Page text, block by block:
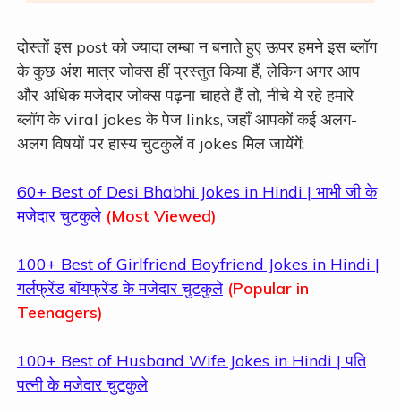
दोस्तों इस post को ज्यादा लम्बा न बनाते हुए ऊपर हमने इस ब्लॉग
के कुछ अंश मात्र जोक्स हीं प्रस्तुत किया हैं, लेकिन अगर आप
और अधिक मजेदार जोक्स पढ़ना चाहते हैं तो, नीचे ये रहे हमारे
ब्लॉग के viral jokes के पेज links, जहाँ आपकों कई अलग-
अलग विषयों पर हास्य चुटकुलें व jokes मिल जायेंगें:
60+ Best of Desi Bhabhi Jokes in Hindi | भाभी जी के
मजेदार चुटकुले (Most Viewed)
100+ Best of Girlfriend Boyfriend Jokes in Hindi |
गर्लफ्रेंड बॉयफ्रेंड के मजेदार चुटकुले (Popular in
Teenagers)
100+ Best of Husband Wife Jokes in Hindi | पति
पत्नी के मजेदार चुटकुले